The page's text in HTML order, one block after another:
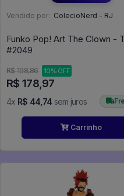
Vendido por: ColecioNerd - RJ
Funko Pop! Art The Clown -
#2049
R$ 198,86 10% OFF
R$ 178,97
4x R$ 44,74 sem juros
Carrinho